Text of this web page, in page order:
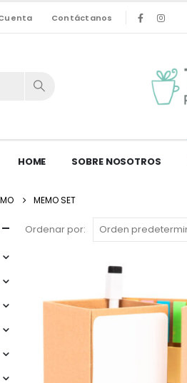
Contáctanos
HOME SOBRE NOSOTROS
MEMO SET
Ordenar por: